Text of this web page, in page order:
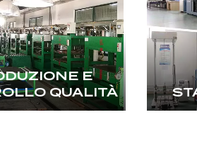
E
QUALITÀ